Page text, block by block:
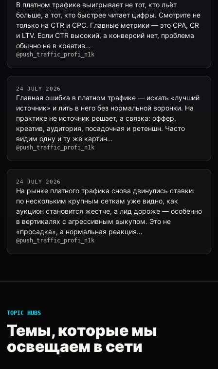
В платном трафике выигрывает не тот, кто льёт
больше, а тот, кто быстрее читает цифры. Смотрите не
только на CTR и CPC. Главные метрики — это CPA, CR
и LTV. Если CTR высокий, а конверсий нет, проблема
обычно не в креатив…
@push_traffic_profi_n1k
24 JULY 2026
Главная ошибка в платном трафике — искать «лучший
источник» и лить в него без нормальной воронки. На
практике не источник решает, а связка: оффер,
креатив, аудитория, посадочная и ретеншн. Часто
видим одну и ту же картин…
@push_traffic_profi_n1k
24 JULY 2026
На рынке платного трафика снова двинулись ставки:
по нескольким крупным сеткам уже видно, как
аукцион становится жестче, а лид дороже — особенно
в вертикалях с агрессивным выкупом. Это не
«просадка», а нормальная реакция…
@push_traffic_profi_n1k
TOPIC HUBS
Темы, которые мы
освещаем в сети